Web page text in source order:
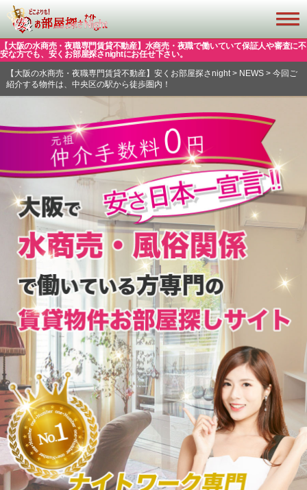
【大阪の水商売・夜職専門賃貸不動産】水商売・夜職で働いていて保証人や審査に不
安な方でも、安くお部屋探さnightにお任せ下さい。
【大阪の水商売・夜職専門賃貸不動産】安くお部屋探さnight> NEWS> 今回ご
紹介する物件は、中央区の駅から徒歩圏内！